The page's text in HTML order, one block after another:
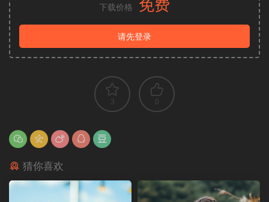
下载价格 免费
请先登录
3 0
猜你喜欢